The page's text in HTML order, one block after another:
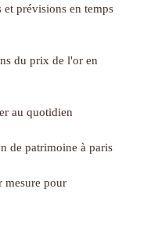
prévisions en temps
du prix de l'or en
au quotidien
de patrimoine à paris
mesure pour